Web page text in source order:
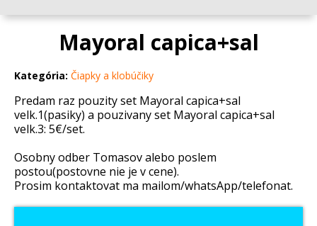
Mayoral capica+sal
Kategória: Čiapky a klobúčiky
Predam raz pouzity set Mayoral capica+sal
velk.1(pasiky) a pouzivany set Mayoral capica+sal
velk.3: 5€/set.
Osobny odber Tomasov alebo poslem
postou(postovne nie je v cene).
Prosim kontaktovat ma mailom/whatsApp/telefonat.